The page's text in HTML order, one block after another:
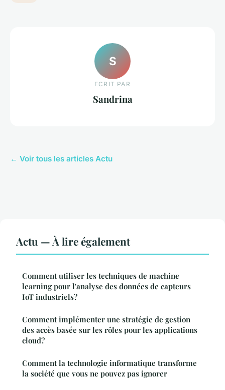
S
ECRIT PAR
Sandrina
← Voir tous les articles Actu
Actu — À lire également
Comment utiliser les techniques de machine
learning pour l'analyse des données de capteurs
IoT industriels?
Comment implémenter une stratégie de gestion
des accès basée sur les rôles pour les applications
cloud?
Comment la technologie informatique transforme
la société que vous ne pouvez pas ignorer